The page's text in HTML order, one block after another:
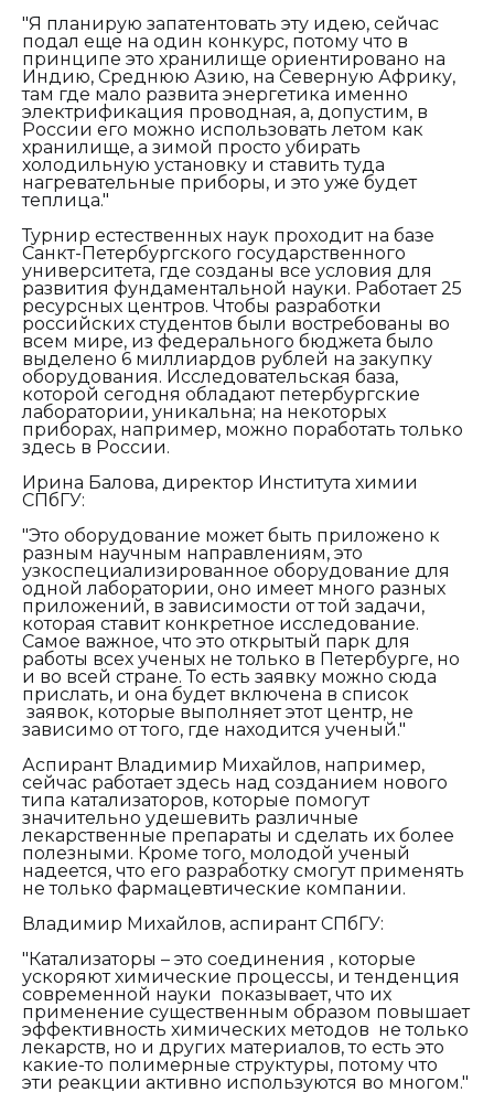
"Я планирую запатентовать эту идею, сейчас
подал еще на один конкурс, потому что в
принципе это хранилище ориентировано на
Индию, Среднюю Азию, на Северную Африку,
там где мало развита энергетика именно
электрификация проводная, а, допустим, в
России его можно использовать летом как
хранилище, а зимой просто убирать
холодильную установку и ставить туда
нагревательные приборы, и это уже будет
теплица."
Турнир естественных наук проходит на базе
Санкт-Петербургского государственного
университета, где созданы все условия для
развития фундаментальной науки. Работает 25
ресурсных центров. Чтобы разработки
российских студентов были востребованы во
всем мире, из федерального бюджета было
выделено 6 миллиардов рублей на закупку
оборудования. Исследовательская база,
которой сегодня обладают петербургские
лаборатории, уникальна; на некоторых
приборах, например, можно поработать только
здесь в России.
Ирина Балова, директор Института химии
СПбГУ:
"Это оборудование может быть приложено к
разным научным направлениям, это
узкоспециализированное оборудование для
одной лаборатории, оно имеет много разных
приложений, в зависимости от той задачи,
которая ставит конкретное исследование.
Самое важное, что это открытый парк для
работы всех ученых не только в Петербурге, но
и во всей стране. То есть заявку можно сюда
прислать, и она будет включена в список
заявок, которые выполняет этот центр, не
зависимо от того, где находится ученый."
Аспирант Владимир Михайлов, например,
сейчас работает здесь над созданием нового
типа катализаторов, которые помогут
значительно удешевить различные
лекарственные препараты и сделать их более
полезными. Кроме того, молодой ученый
надеется, что его разработку смогут применять
не только фармацевтические компании.
Владимир Михайлов, аспирант СПбГУ:
"Катализаторы – это соединения , которые
ускоряют химические процессы, и тенденция
современной науки показывает, что их
применение существенным образом повышает
эффективность химических методов не только
лекарств, но и других материалов, то есть это
какие-то полимерные структуры, потому что
эти реакции активно используются во многом."